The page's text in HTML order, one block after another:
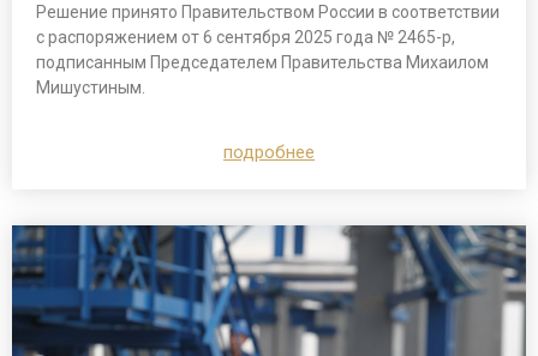
Решение принято Правительством России в соответствии
с распоряжением от 6 сентября 2025 года № 2465-р,
подписанным Председателем Правительства Михаилом
Мишустиным.
подробнее